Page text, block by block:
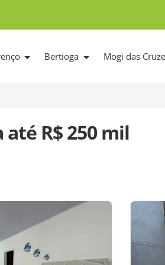
Bertioga Mogi das
até R$ 250 mil